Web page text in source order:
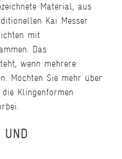
Material, aus
Kai Messer
mit
Das
wenn mehrere
Möchten Sie mehr über
Klingenformen